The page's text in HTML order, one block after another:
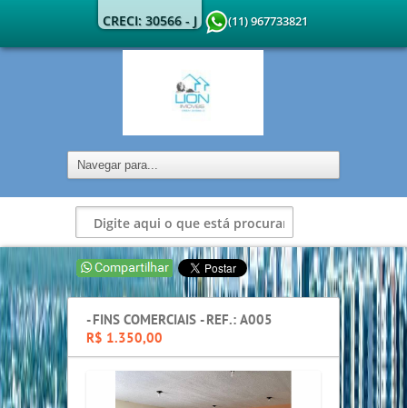
CRECI: 30566 - J (11) 967733821
- FINS COMERCIAIS - REF.: A005
R$ 1.350,00